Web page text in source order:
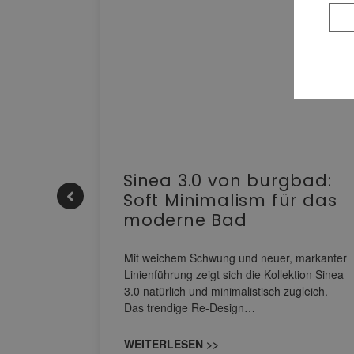
Sinea 3.0 von burgbad:
Soft Minimalism für das
moderne Bad
Mit weichem Schwung und neuer, markanter
Linienführung zeigt sich die Kollektion Sinea
3.0 natürlich und minimalistisch zugleich.
Das trendige Re-Design…
WEITERLESEN >>